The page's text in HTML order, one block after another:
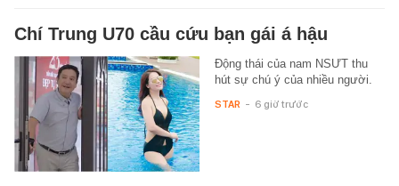
Chí Trung U70 cầu cứu bạn gái á hậu
Động thái của nam NSƯT thu
hút sự chú ý của nhiều người.
STAR - 6 giờ trước